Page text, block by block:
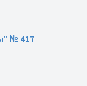
№ 417